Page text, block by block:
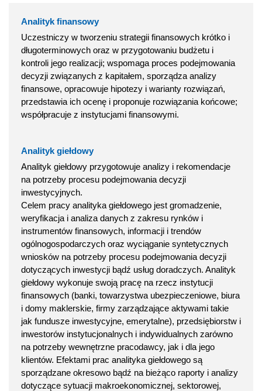
Analityk finansowy
Uczestniczy w tworzeniu strategii finansowych krótko i
długoterminowych oraz w przygotowaniu budżetu i
kontroli jego realizacji; wspomaga proces podejmowania
decyzji związanych z kapitałem, sporządza analizy
finansowe, opracowuje hipotezy i warianty rozwiązań,
przedstawia ich ocenę i proponuje rozwiązania końcowe;
współpracuje z instytucjami finansowymi.
Analityk giełdowy
Analityk giełdowy przygotowuje analizy i rekomendacje
na potrzeby procesu podejmowania decyzji
inwestycyjnych.
Celem pracy analityka giełdowego jest gromadzenie,
weryfikacja i analiza danych z zakresu rynków i
instrumentów finansowych, informacji i trendów
ogólnogospodarczych oraz wyciąganie syntetycznych
wniosków na potrzeby procesu podejmowania decyzji
dotyczących inwestycji bądź usług doradczych. Analityk
giełdowy wykonuje swoją pracę na rzecz instytucji
finansowych (banki, towarzystwa ubezpieczeniowe, biura
i domy maklerskie, firmy zarządzające aktywami takie
jak fundusze inwestycyjne, emerytalne), przedsiębiorstw i
inwestorów instytucjonalnych i indywidualnych zarówno
na potrzeby wewnętrzne pracodawcy, jak i dla jego
klientów. Efektami prac analityka giełdowego są
sporządzane okresowo bądź na bieżąco raporty i analizy
dotyczące sytuacji makroekonomicznej, sektorowej,